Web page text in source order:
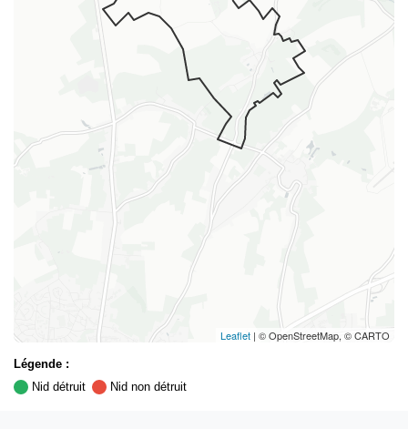
Leaflet | © OpenStreetMap, © CARTO
Légende :
Nid détruit
Nid non détruit